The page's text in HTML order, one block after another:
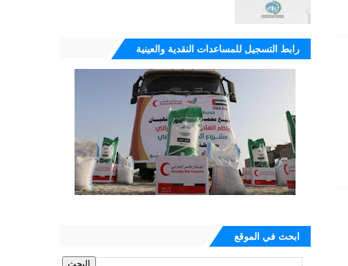
رابط التسجيل للمساعدات النقدية والعينية
ابحث في الموقع